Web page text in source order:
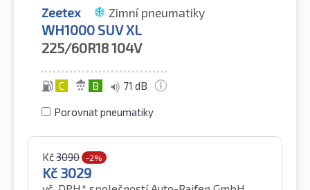
Zeetex Zimní pneumatiky
WH1000 SUV XL
225/60R18104V
C B 71 dB
Porovnat pneumatiky
Kč3090 -2%
Kč 3029